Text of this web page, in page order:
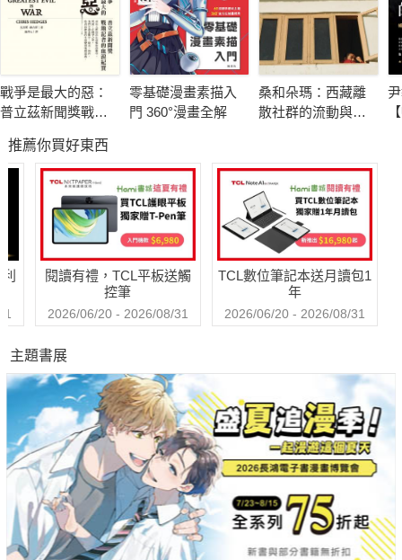
戰爭是最大的惡：
普立茲新聞獎戰地
零基礎漫畫素描入
門 360°漫畫全解
桑和朵瑪：西藏離
散社群的流動與社
推薦你買好東西
閱讀有禮，TCL平板送觸
控筆
2026/06/20 - 2026/08/31
TCL數位筆記本送月讀包1
年
2026/06/20 - 2026/08/31
主題書展